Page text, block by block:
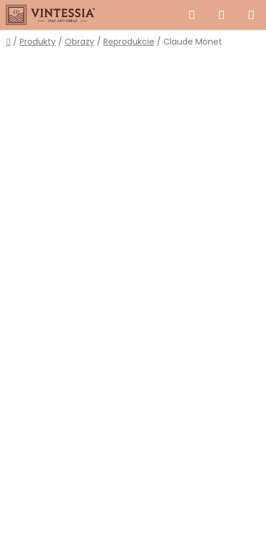
Prejsť
na
obsah
Hľadať
KOŠÍK
Domov
/ Produkty / Obrazy / Reprodukcie / Claude Monet